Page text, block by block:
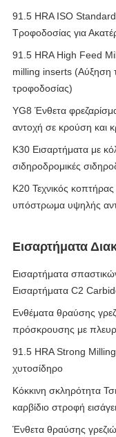
91.5 HRA ISO
Τροφοδοσίας για
91.5 HRA High Feed
milling inserts (Αύξηση
τροφοδοσίας)
YG8 Ένθετα
αντοχή σε κρούση και
Κ30 Εισαρτήματα με
σιδηροδρομικές
Κ20 Τεχνικός κοπτήρας
υπόστρωμα υψηλής
Εισαρτήματα
Εισαρτήματα
Εισαρτήματα C2
Ενθέματα θραύσης
πρόσκρουσης με
91.5 HRA Strong
χυτοσίδηρο
Κόκκινη σκληρότητα
καρβίδιο στροφή εισάγει
Ένθετα θραύσης